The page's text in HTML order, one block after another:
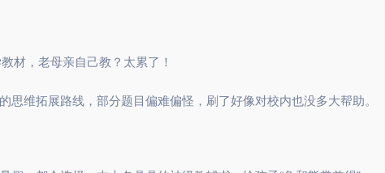
材，老母亲自己教？太累了！
思维拓展路线，部分题目偏难偏怪，刷了好像对校内也没多大帮助。